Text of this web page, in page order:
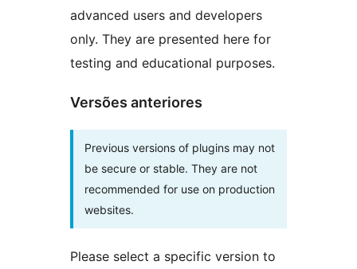
advanced users and developers
only. They are presented here for
testing and educational purposes.
Versões anteriores
Previous versions of plugins may not
be secure or stable. They are not
recommended for use on production
websites.
Please select a specific version to